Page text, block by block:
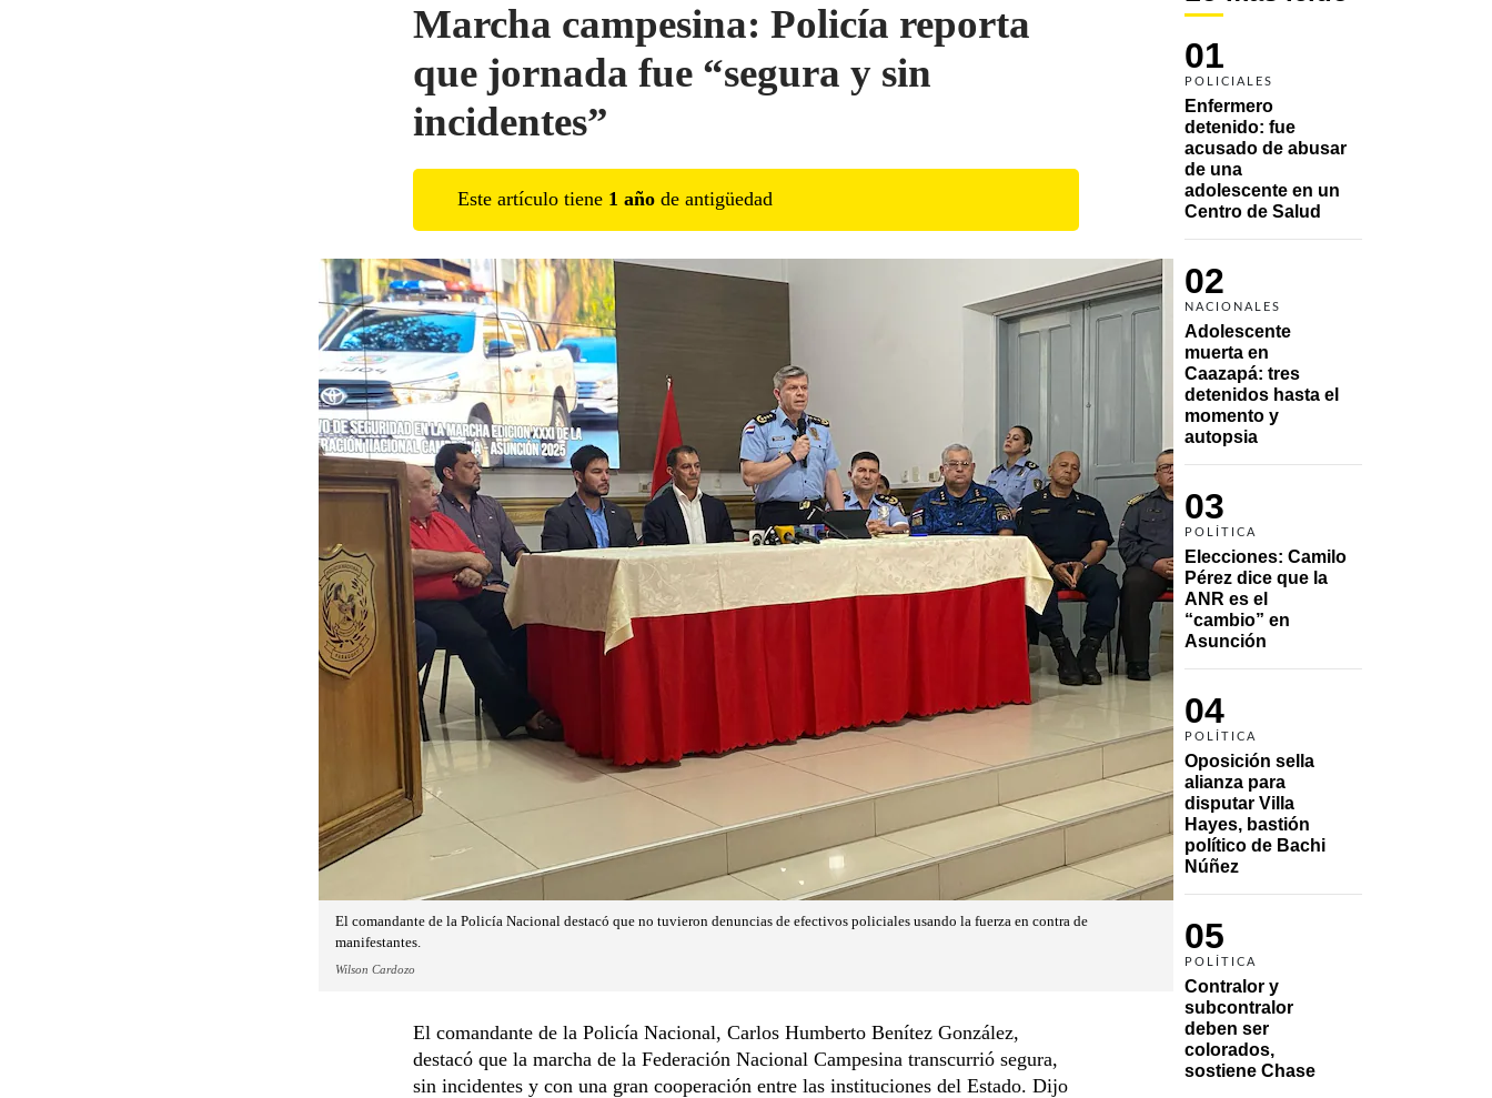
01
POLICIALES
Enfermero
detenido: fue
acusado de abusar
de una
adolescente en un
Centro de Salud
02
NACIONALES
Adolescente
muerta en
Caazapá: tres
detenidos hasta el
momento y
autopsia
03
POLÍTICA
Elecciones: Camilo
Pérez dice que la
ANR es el
“cambio” en
Asunción
04
POLÍTICA
Oposición sella
alianza para
disputar Villa
Hayes, bastión
político de Bachi
Núñez
05
POLÍTICA
Contralor y
subcontralor
deben ser
colorados,
sostiene Chase
Marcha campesina: Policía reporta
que jornada fue “segura y sin
incidentes”
Este artículo tiene 1 año de antigüedad
El comandante de la Policía Nacional destacó que no tuvieron denuncias de efectivos policiales usando la fuerza en contra de
manifestantes.
Wilson Cardozo
El comandante de la Policía Nacional, Carlos Humberto Benítez González,
destacó que la marcha de la Federación Nacional Campesina transcurrió segura,
sin incidentes y con una gran cooperación entre las instituciones del Estado. Dijo